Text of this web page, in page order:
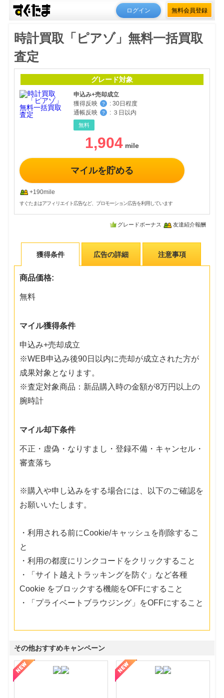
ログイン 無料会員登録
時計買取「ピアゾ」無料一括買取
査定
グレード対象
申込み+売却成立
獲得反映
？ : 30日程度
通帳反映
？ : ３日以内
無料
1,904
マイルを貯める
+190mile
すぐたまはアフィリエイト広告など、プロモーション広告を利用しています
グレードボーナス 友達紹介報酬
獲得条件 広告の詳細 注意事項
商品価格:
無料
マイル獲得条件
申込み+売却成立
※WEB申込み後90日以内に売却が成立された方が
成果対象となります。
※査定対象商品：新品購入時の金額が8万円以上の
腕時計
マイル却下条件
不正・虚偽・なりすまし・登録不備・キャンセル・
審査落ち
※購入や申し込みをする場合には、以下のご確認を
お願いいたします。
・利用される前にCookie/キャッシュを削除するこ
と
・利用の都度にリンクコードをクリックすること
・「サイト越えトラッキングを防ぐ」など各種
Cookie をブロックする機能をOFFにすること
・「プライベートブラウジング」をOFFにすること
その他おすすめキャンペーン